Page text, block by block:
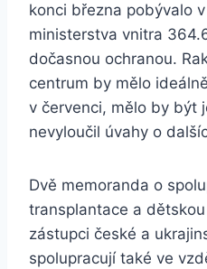
konci března pobývalo
ministerstva vnitra
dočasnou ochranou.
centrum by mělo
v červenci, mělo by být
nevyloučil úvahy o
Dvě memoranda o
transplantace a
zástupci české a
spolupracují také ve